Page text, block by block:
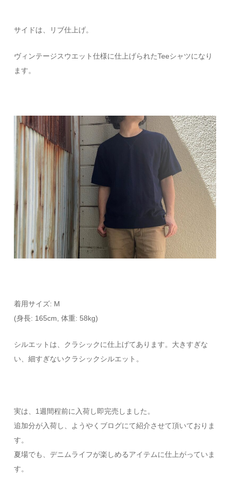
サイドは、リブ仕上げ。
ヴィンテージスウエット仕様に仕上げられたTeeシャツになり
ます。
着用サイズ: M
(身長: 165cm, 体重: 58kg)
シルエットは、クラシックに仕上げてあります。大きすぎな
い、細すぎないクラシックシルエット。
実は、1週間程前に入荷し即完売しました。
追加分が入荷し、ようやくブログにて紹介させて頂いておりま
す。
夏場でも、デニムライフが楽しめるアイテムに仕上がっていま
す。